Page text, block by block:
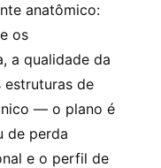
anatômico:
os
a qualidade da
estruturas de
— o plano é
de perda
e o perfil de